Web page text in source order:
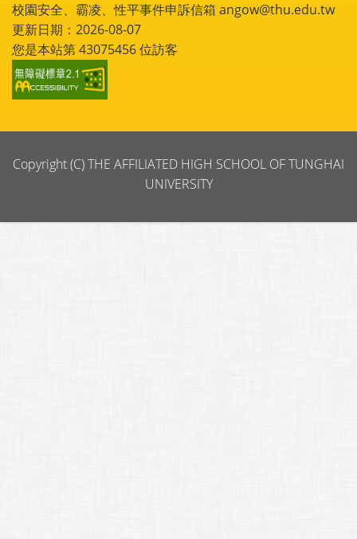
校園安全、霸凌、性平事件申訴信箱 angow@thu.edu.tw
更新日期：2026-08-07
您是本站第43075456位訪客
Copyright (C) THE AFFILIATED HIGH SCHOOL OF TUNGHAI
UNIVERSITY